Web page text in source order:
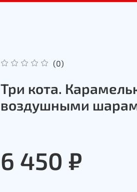
(0)
Три кота.
воздушными
6 450 ₽